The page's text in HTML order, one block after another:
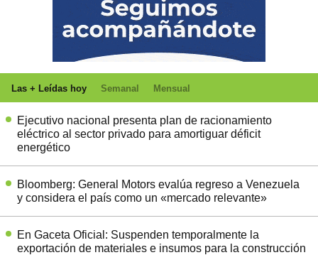
Las + Leídas hoy Semanal Mensual
Ejecutivo nacional presenta plan de racionamiento
eléctrico al sector privado para amortiguar déficit
energético
Bloomberg: General Motors evalúa regreso a Venezuela
y considera el país como un «mercado relevante»
En Gaceta Oficial: Suspenden temporalmente la
exportación de materiales e insumos para la construcción